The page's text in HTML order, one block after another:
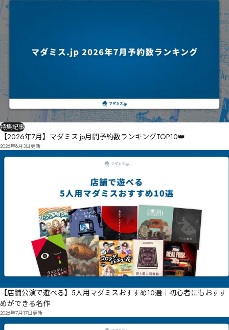
特集記事
【2026年7月】マダミス.jp月間予約数ランキングTOP10👑
2026年8月3日更新
【店舗公演で遊べる】5人用マダミスおすすめ10選｜初心者にもおすす
めができる名作
2026年7月17日更新